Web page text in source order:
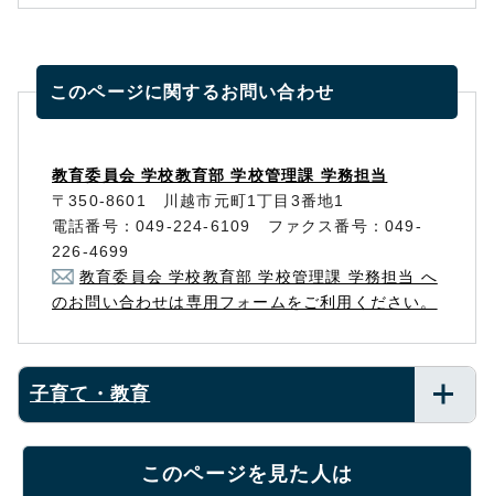
このページに関するお問い合わせ
教育委員会 学校教育部 学校管理課 学務担当
〒350-8601 川越市元町1丁目3番地1
電話番号：049-224-6109 ファクス番号：049-
226-4699
教育委員会 学校教育部 学校管理課 学務担当 へ
のお問い合わせは専用フォームをご利用ください。
子育て・教育
このページを見た人は